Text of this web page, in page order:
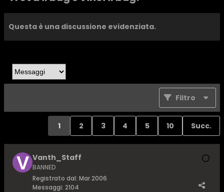
Questa è una discussione evidenziata.
Filtro
1 2 3 4 5 10 Succ.
Vanth_Staff
BANNED
Registrato dal: Mar 2006
Messaggi: 2104